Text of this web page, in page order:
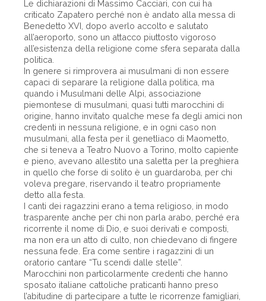
Le dichiarazioni di Massimo Cacciari, con cui ha
criticato Zapatero perché non è andato alla messa di
Benedetto XVI, dopo averlo accolto e salutato
all’aeroporto, sono un attacco piuttosto vigoroso
all’esistenza della religione come sfera separata dalla
politica.
In genere si rimprovera ai musulmani di non essere
capaci di separare la religione dalla politica, ma
quando i Musulmani delle Alpi, associazione
piemontese di musulmani, quasi tutti marocchini di
origine, hanno invitato qualche mese fa degli amici non
credenti in nessuna religione, e in ogni caso non
musulmani, alla festa per il genetliaco di Maometto,
che si teneva a Teatro Nuovo a Torino, molto capiente
e pieno, avevano allestito una saletta per la preghiera
in quello che forse di solito è un guardaroba, per chi
voleva pregare, riservando il teatro propriamente
detto alla festa.
I canti dei ragazzini erano a tema religioso, in modo
trasparente anche per chi non parla arabo, perché era
ricorrente il nome di Dio, e suoi derivati e composti,
ma non era un atto di culto, non chiedevano di fingere
nessuna fede. Era come sentire i ragazzini di un
oratorio cantare “Tu scendi dalle stelle”.
Marocchini non particolarmente credenti che hanno
sposato italiane cattoliche praticanti hanno preso
l’abitudine di partecipare a tutte le ricorrenze famigliari,